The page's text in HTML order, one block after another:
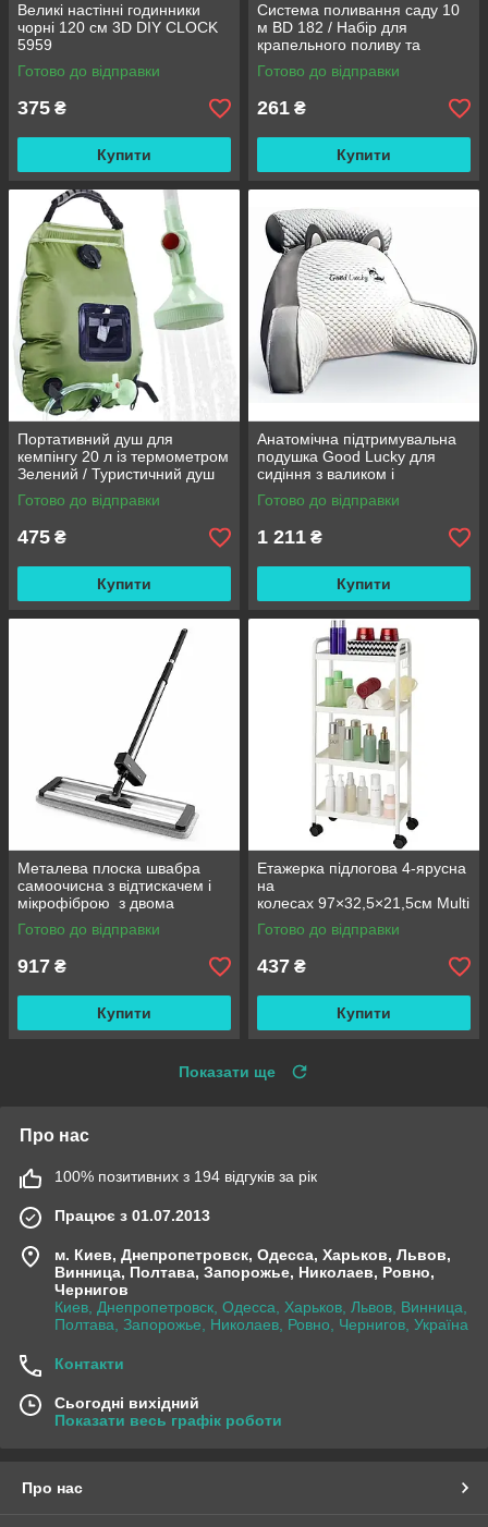
Великі настінні годинники
чорні 120 см 3D DIY CLOCK
5959
Готово до відправки
375 ₴
Купити
Система поливання саду 10
м BD 182 / Набір для
крапельного поливу та
охолодження / Комплект для
поливання
Готово до відправки
261 ₴
Купити
Портативний душ для
кемпінгу 20 л із термометром
Зелений / Туристичний душ
переносний з лійкою /
Польовий душ сумка
Готово до відправки
475 ₴
Купити
Анатомічна підтримувальна
подушка Good Lucky для
сидіння з валиком і
підлокітниками
Готово до відправки
1 211 ₴
Купити
Металева плоска швабра
самоочисна з відтискачем і
мікрофіброю з двома
змінними насадками M06
42см
Готово до відправки
917 ₴
Купити
Етажерка підлогова 4-ярусна
на
колесах 97×32,5×21,5см Multi
fucntion Rack JC606
/ Підлогова вузька стелаж-
Готово до відправки
437 ₴
Купити
Показати ще
Про нас
100% позитивних з 194 відгуків за рік
Працює з 01.07.2013
м. Киев, Днепропетровск, Одесса, Харьков, Львов,
Винница, Полтава, Запорожье, Николаев, Ровно,
Чернигов
Киев, Днепропетровск, Одесса, Харьков, Львов, Винница,
Полтава, Запорожье, Николаев, Ровно, Чернигов, Україна
Контакти
Сьогодні вихідний
Показати весь графік роботи
Про нас